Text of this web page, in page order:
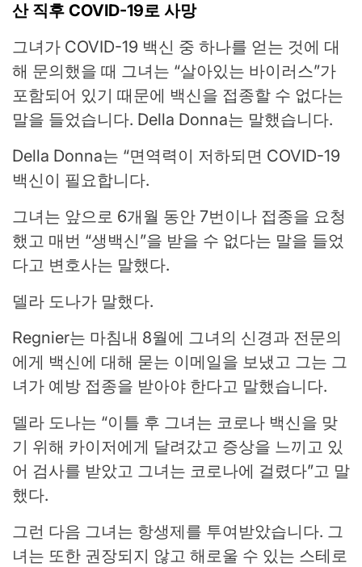
산 직후 COVID-19로 사망
그녀가 COVID-19 백신 중 하나를 얻는 것에 대
해 문의했을 때 그녀는 “살아있는 바이러스”가
포함되어 있기 때문에 백신을 접종할 수 없다는
말을 들었습니다. Della Donna는 말했습니다.
Della Donna는 “면역력이 저하되면 COVID-19
백신이 필요합니다.
그녀는 앞으로 6개월 동안 7번이나 접종을 요청
했고 매번 “생백신”을 받을 수 없다는 말을 들었
다고 변호사는 말했다.
델라 도나가 말했다.
Regnier는 마침내 8월에 그녀의 신경과 전문의
에게 백신에 대해 묻는 이메일을 보냈고 그는 그
녀가 예방 접종을 받아야 한다고 말했습니다.
델라 도나는 “이틀 후 그녀는 코로나 백신을 맞
기 위해 카이저에게 달려갔고 증상을 느끼고 있
어 검사를 받았고 그녀는 코로나에 걸렸다”고 말
했다.
그런 다음 그녀는 항생제를 투여받았습니다. 그
녀는 또한 권장되지 않고 해로울 수 있는 스테로